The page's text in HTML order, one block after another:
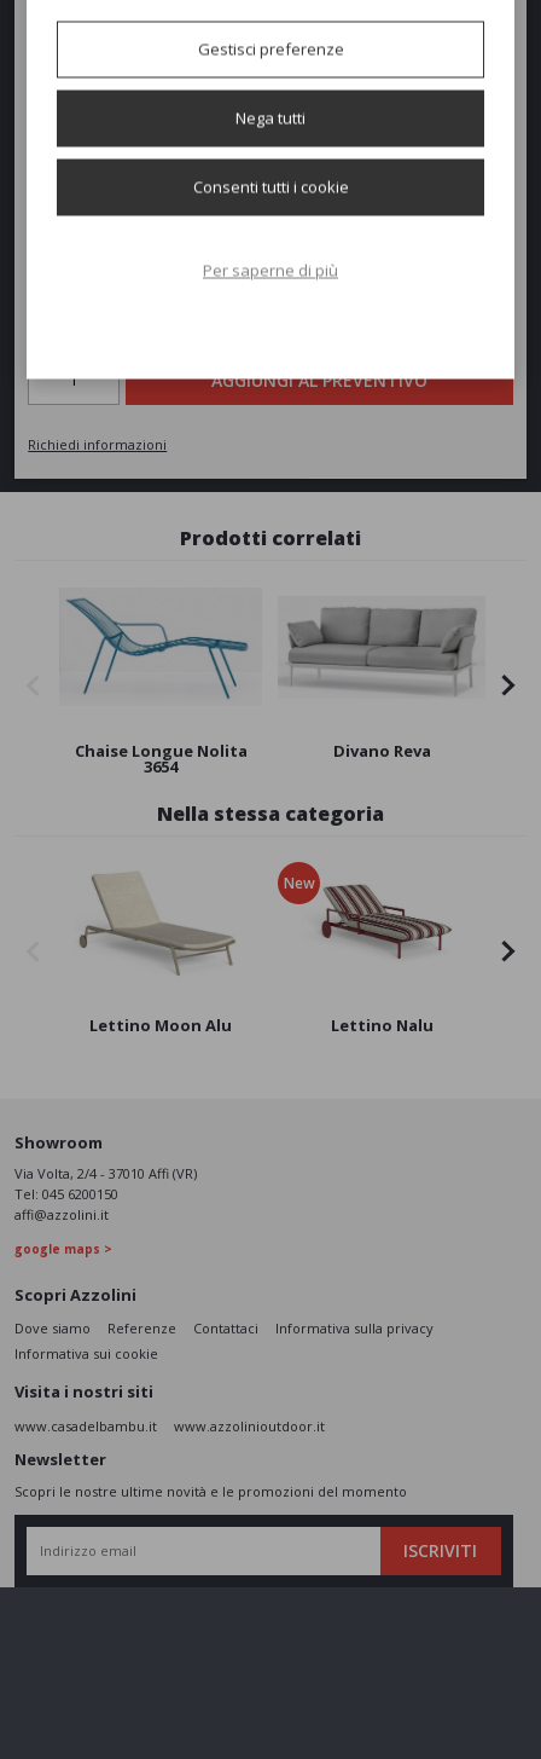
Dimensioni e peso
Peso:26,5kg
AGGIUNGI AL PREVENTIVO
Richiedi informazioni
Prodotti correlati
Chaise Longue Nolita
3654
Divano Reva
Nella stessa categoria
Lettino Moon Alu
New
Lettino Nalu
Showroom
Via Volta, 2/4 - 37010 Affi (VR)
Tel: 045 6200150
affi@azzolini.it
google maps >
Scopri Azzolini
Dove siamo Referenze Contattaci
Informativa sulla privacy
Informativa sui cookie
Visita i nostri siti
www.casadelbambu.it www.azzolinioutdoor.it
Newsletter
Scopri le nostre ultime novità e le promozioni del momento
ISCRIVITI
Gestisci preferenze
Nega tutti
Consenti tutti i cookie
Per saperne di più